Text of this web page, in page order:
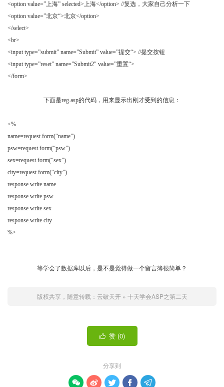
<option value=”上海” selected>上海</option> //复选，大家自己分析一下
<option value=”北京“>北京</option>
</select>
<br>
<input type=”submit” name=”Submit” value=”提交“> //提交按钮
<input type=”reset” name=”Submit2″ value=”重置“>
</form>
下面是reg.asp的代码，用来显示出刚才受到的信息：
<%
name=request.form(“name”)
psw=request.form(“psw”)
sex=request.form(“sex”)
city=request.form(“city”)
response.write name
response.write psw
response.write sex
response.write city
%>
等学会了数据库以后，是不是觉得做一个留言簿很简单？
版权共享，随意转载： 云破天开» 十天学会ASP之第二天
 赞 (0)
分享到
    